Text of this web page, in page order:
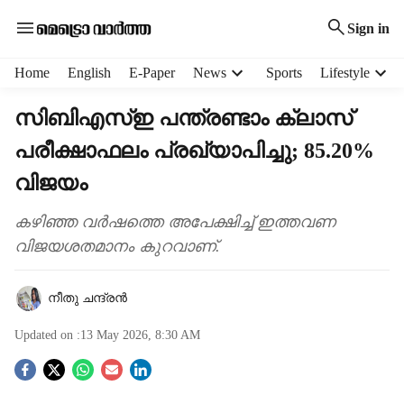
Sign in
Home English E-Paper News Sports Lifestyle
സിബിഎസ്‌ഇ പന്ത്രണ്ടാം ക്ലാസ്
പരീക്ഷാഫലം പ്രഖ്യാപിച്ചു; 85.20%
വിജയം
കഴിഞ്ഞ വർഷത്തെ അപേക്ഷിച്ച് ഇത്തവണ
വിജയശതമാനം കുറവാണ്.
നീതു ചന്ദ്രൻ
Updated on :13 May 2026, 8:30 AM
S